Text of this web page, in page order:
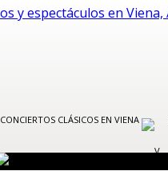
CONCIERTOS CLÁSICOS EN VIENA